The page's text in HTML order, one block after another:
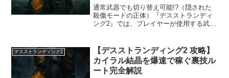
メリットを完全解説！
通常武器でも切り替え可能!?（隠された
殺傷モードの正体）『デスストランディ
ング2』では、プレイヤーが使用する武器
ています。しかし実は、隠しコマンドに
よって“殺傷モード”...
デスストランディング2
【デスストランディング2 攻略】
カイラル結晶を爆速で稼ぐ裏技ル
ート完全解説